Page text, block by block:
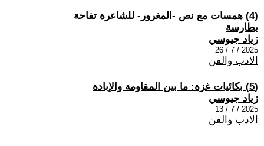
(4) همسات مع نص -المغرور- للشاعرة تفاحة
بطارسة
زياد جيوسي
2025 / 7 / 26
الادب والفن
(5) بكائيات غزة: ما بين المقاومة والإبادة
زياد جيوسي
2025 / 7 / 13
الادب والفن